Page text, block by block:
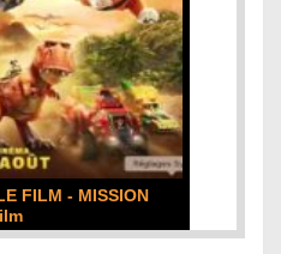
: la critique du